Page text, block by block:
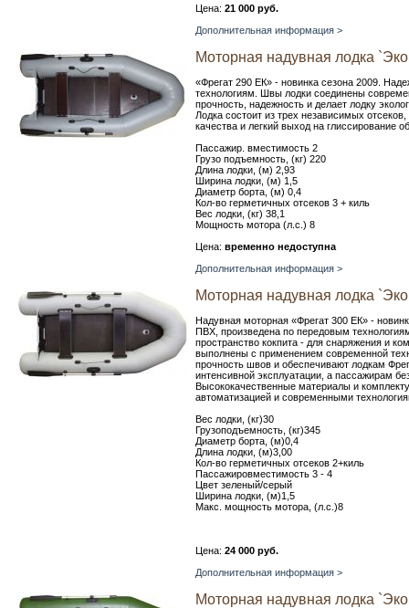
Цена: 21 000 руб.
Дополнительная информация >
Моторная надувная лодка
«Фрегат 290 ЕК» - новинка сезона 2009.
технологиям. Швы лодки соединены
прочность, надежность и делает лодку
Лодка состоит из трех независимых
качества и легкий выход на глиссирование
Пассажир. вместимость 2
Грузо подъемность, (кг) 220
Длина лодки, (м) 2,93
Ширина лодки, (м) 1,5
Диаметр борта, (м) 0,4
Кол-во герметичных отсеков 3 + киль
Вес лодки, (кг) 38,1
Мощность мотора (л.с.) 8
Цена: временно недоступна
Дополнительная информация >
Моторная надувная лодка
Надувная моторная «Фрегат 300 ЕК» -
ПВХ, произведена по передовым
пространство кокпита - для снаряжения и
выполнены с применением современной
прочность швов и обеспечивают лодкам
интенсивной эксплуатации, а пассажирам
Высококачественные материалы и
автоматизацией и современными
Вес лодки, (кг)30
Грузоподъемность, (кг)345
Диаметр борта, (м)0,4
Длина лодки, (м)3,00
Кол-во герметичных отсеков 2+киль
Пассажировместимость 3 - 4
Цвет зеленый/серый
Ширина лодки, (м)1,5
Макс. мощность мотора, (л.с.)8
Цена: 24 000 руб.
Дополнительная информация >
Моторная надувная лодка